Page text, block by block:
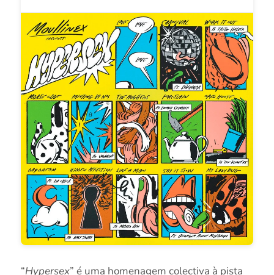
“Hypersex” é uma homenagem colectiva à pista